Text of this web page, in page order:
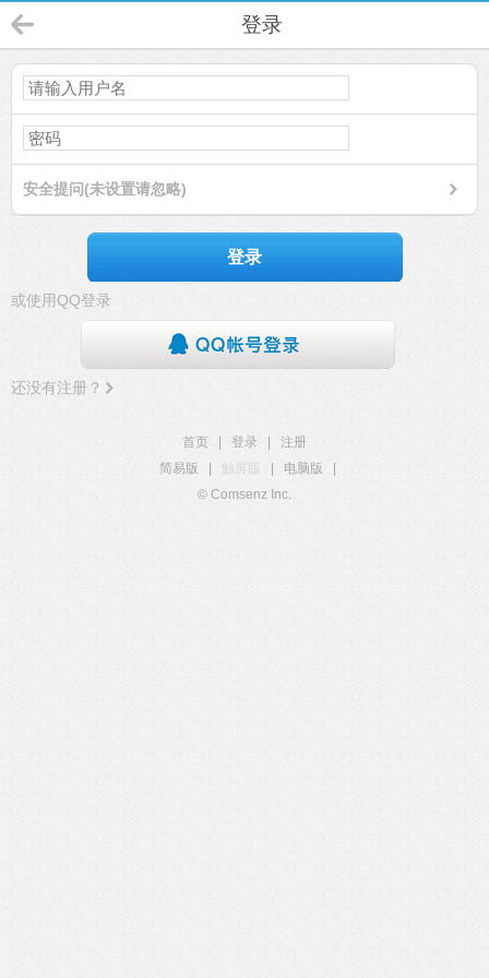
登录
安全提问(未设置请忽略)
登录
或使用QQ登录
还没有注册？
首页 登录
注册
简易版
触屏版 电脑版
© Comsenz Inc.